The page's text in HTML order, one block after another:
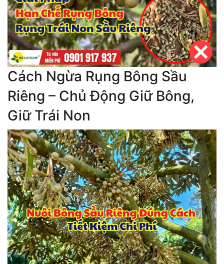
Cách Ngừa Rụng Bông Sầu
Riêng – Chủ Động Giữ Bông,
Giữ Trái Non